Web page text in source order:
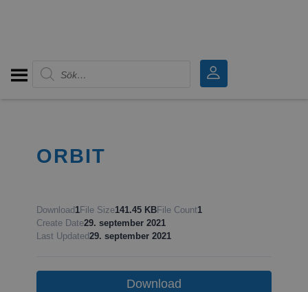
Produktsökning
ORBIT
Download 1File Size141.45 KBFile Count1
Create Date29. september 2021
Last Updated29. september 2021
Download